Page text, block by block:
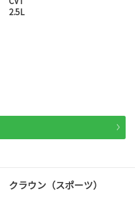
2.5L
クラウン（スポーツ）